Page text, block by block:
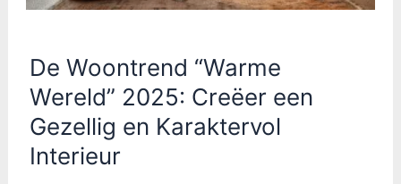
De Woontrend “Warme
Wereld” 2025: Creëer een
Gezellig en Karaktervol
Interieur